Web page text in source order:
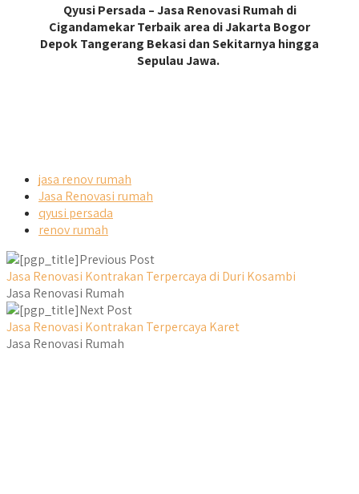
Qyusi Persada – Jasa Renovasi Rumah di
Cigandamekar Terbaik area di Jakarta Bogor
Depok Tangerang Bekasi dan Sekitarnya hingga
Sepulau Jawa.
jasa renov rumah
Jasa Renovasi rumah
qyusi persada
renov rumah
Previous Post
Jasa Renovasi Kontrakan Terpercaya di Duri Kosambi
Jasa Renovasi Rumah
Next Post
Jasa Renovasi Kontrakan Terpercaya Karet
Jasa Renovasi Rumah